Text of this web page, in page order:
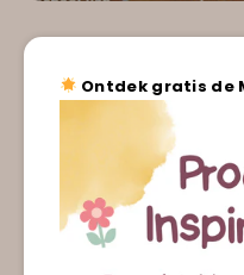
Ontdek gratis de